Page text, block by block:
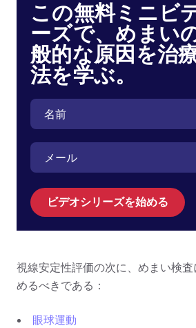
この無料ミニビ
ーズで、めまい
般的な原因を治
法を学ぶ。
ビデオシリーズを始める
視線安定性評価の次に、めまい検
めるべきである：
眼球運動